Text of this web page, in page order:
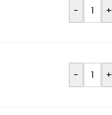
- +
- +